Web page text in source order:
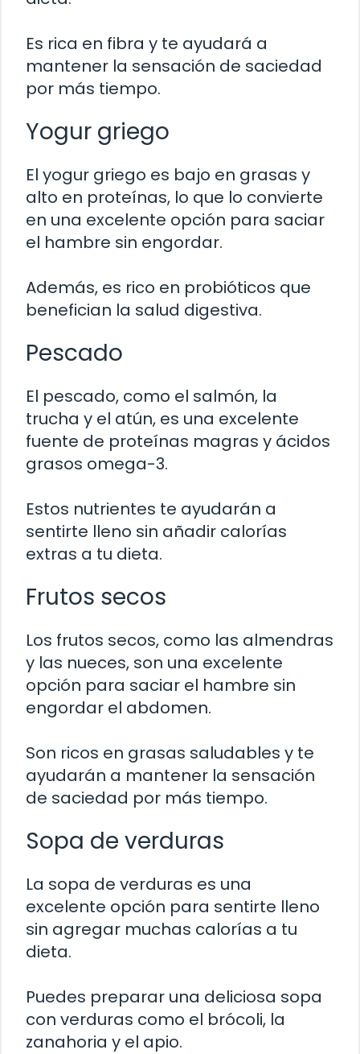
Es rica en fibra y te ayudará a
mantener la sensación de saciedad
por más tiempo.
Yogur griego
El yogur griego es bajo en grasas y
alto en proteínas, lo que lo convierte
en una excelente opción para saciar
el hambre sin engordar.
Además, es rico en probióticos que
benefician la salud digestiva.
Pescado
El pescado, como el salmón, la
trucha y el atún, es una excelente
fuente de proteínas magras y ácidos
grasos omega-3.
Estos nutrientes te ayudarán a
sentirte lleno sin añadir calorías
extras a tu dieta.
Frutos secos
Los frutos secos, como las almendras
y las nueces, son una excelente
opción para saciar el hambre sin
engordar el abdomen.
Son ricos en grasas saludables y te
ayudarán a mantener la sensación
de saciedad por más tiempo.
Sopa de verduras
La sopa de verduras es una
excelente opción para sentirte lleno
sin agregar muchas calorías a tu
dieta.
Puedes preparar una deliciosa sopa
con verduras como el brócoli, la
zanahoria y el apio.